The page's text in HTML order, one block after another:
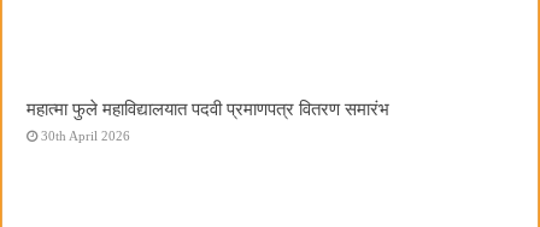
महात्मा फुले महाविद्यालयात पदवी प्रमाणपत्र वितरण समारंभ
30th April 2026